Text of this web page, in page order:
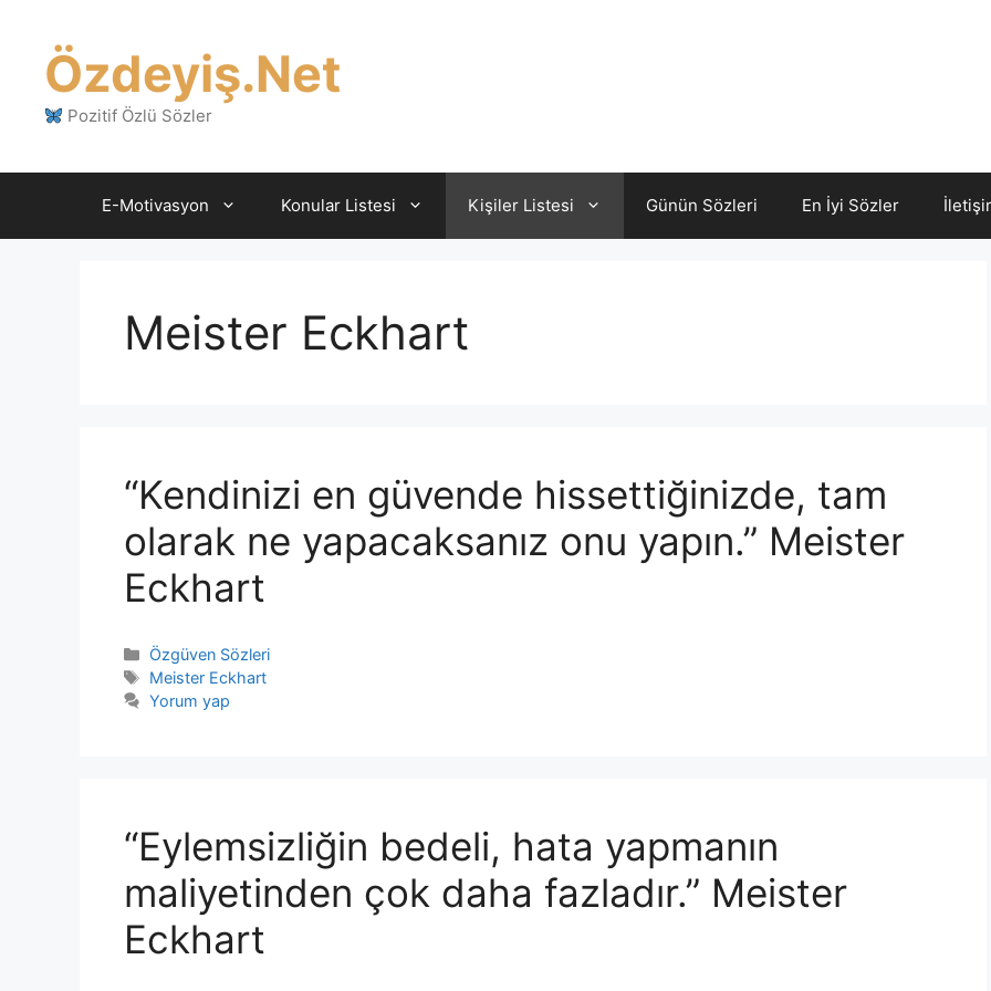
Özdeyiş.Net
Pozitif Özlü Sözler
E-Motivasyon Konular Listesi Kişiler Listesi Günün Sözleri En İyi Sözler
Meister Eckhart
“Kendinizi en güvende hissettiğinizde, tam
olarak ne yapacaksanız onu yapın.” Meister
Eckhart
Kategoriler
Özgüven Sözleri
Etiketler
Meister Eckhart
Yorum yap
“Eylemsizliğin bedeli, hata yapmanın
maliyetinden çok daha fazladır.” Meister
Eckhart